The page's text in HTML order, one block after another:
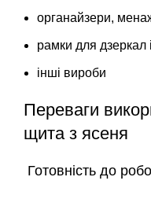
органайзери,
рамки для дзеркал
інші вироби
Переваги
щита з ясеня
Готовність до